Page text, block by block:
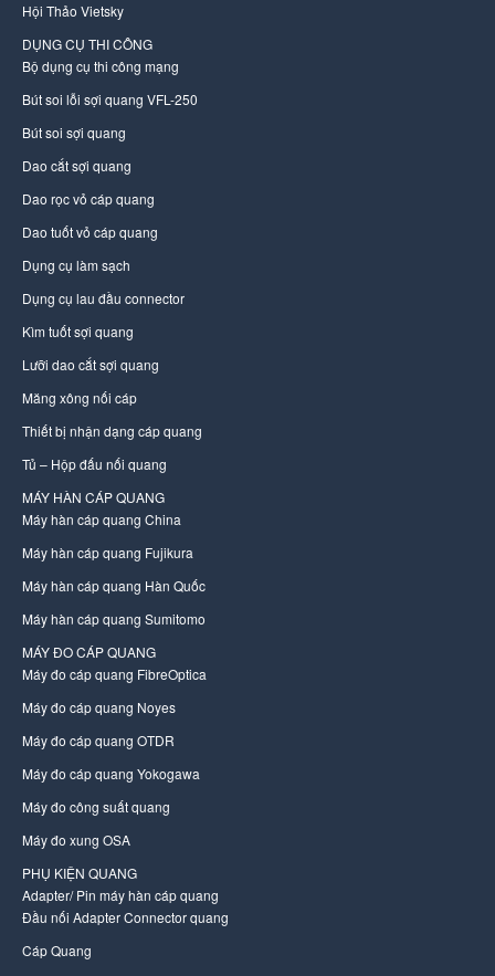
Hội Thảo Vietsky
DỤNG CỤ THI CÔNG
Bộ dụng cụ thi công mạng
Bút soi lỗi sợi quang VFL-250
Bút soi sợi quang
Dao cắt sợi quang
Dao rọc vỏ cáp quang
Dao tuốt vỏ cáp quang
Dụng cụ làm sạch
Dụng cụ lau đầu connector
Kìm tuốt sợi quang
Lưỡi dao cắt sợi quang
Măng xông nối cáp
Thiết bị nhận dạng cáp quang
Tủ – Hộp đấu nối quang
MÁY HÀN CÁP QUANG
Máy hàn cáp quang China
Máy hàn cáp quang Fujikura
Máy hàn cáp quang Hàn Quốc
Máy hàn cáp quang Sumitomo
MÁY ĐO CÁP QUANG
Máy đo cáp quang FibreOptica
Máy đo cáp quang Noyes
Máy đo cáp quang OTDR
Máy đo cáp quang Yokogawa
Máy đo công suất quang
Máy đo xung OSA
PHỤ KIỆN QUANG
Adapter/ Pin máy hàn cáp quang
Đầu nối Adapter Connector quang
Cáp Quang